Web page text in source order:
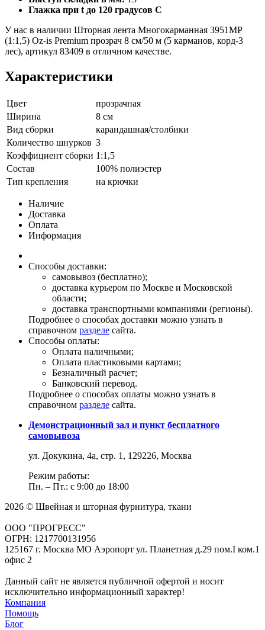
Глажка при t до 120 градусов С
У нас в наличии Шторная лента Многокарманная 3951MP
(1:1,5) Oz-is Premium прозрач 8 см/50 м (5 карманов, корд-3
лес), артикул 83409 в отличном качестве.
Характеристики
Цвет
прозрачная
Ширина
8 см
Вид сборки
карандашная/столбики
Количество шнурков 3
Коэффициент сборки 1:1,5
Состав
100% полиэстер
Тип крепления
на крючки
Наличие
Доставка
Оплата
Информация
Способы доставки:
самовывоз (бесплатно);
доставка курьером по Москве и Московской
области;
доставка транспортными компаниями (регионы).
Подробнее о способах доставки можно узнать в
справочном разделе сайта.
Способы оплаты:
Оплата наличными;
Оплата пластиковыми картами;
Безналичный расчет;
Банковский перевод.
Подробнее о способах оплаты можно узнать в
справочном разделе сайта.
Демонстрационный зал и пункт бесплатного
самовывоза
ул. Докукина, 4а, стр. 1, 129226, Москва
Режим работы:
Пн. – Пт.: с 9:00 до 18:00
2026 © Швейная и шторная фурнитура, ткани
ООО "ПРОГРЕСС"
ОГРН: 1217700131956
125167 г. Москва МО Аэропорт ул. Планетная д.29 пом.I ком.1
офис 2
Данный сайт не является публичной офертой и носит
исключительно информационный характер!
Компания
Помощь
Блог